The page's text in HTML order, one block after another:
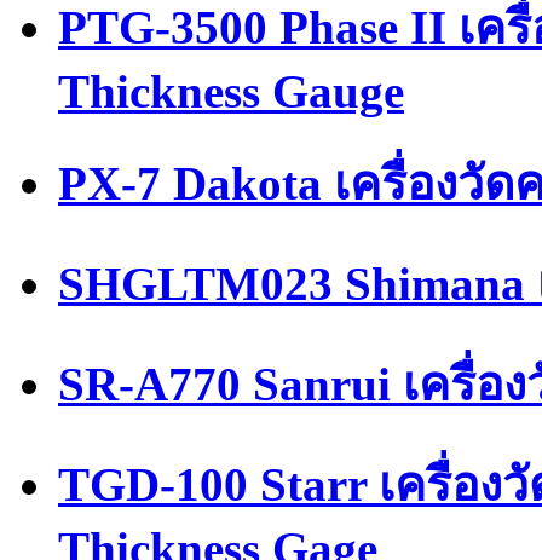
PTG-3500 Phase II เ
Thickness Gauge
PX-7 Dakota เครื่องวั
SHGLTM023
SR-A770 Sanrui เครื่อ
TGD-100 Starr เครื่อง
Thickness Gage